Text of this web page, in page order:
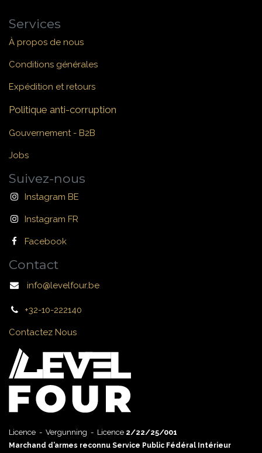
Services
À propos de nous
Conditions générales
Expédition et retours
Politique anti-corruption
Gouvernement - B2B
Jobs
Suivez-nous
Instagram BE
Instagram FR
Facebook
Contact
info@levelfour.be
+32-10-222140
Contactez Nous
Licence - Vergunning - Licence 2/22/25/001
Marchand d’armes reconnu Service Public Fédéral Intérieur